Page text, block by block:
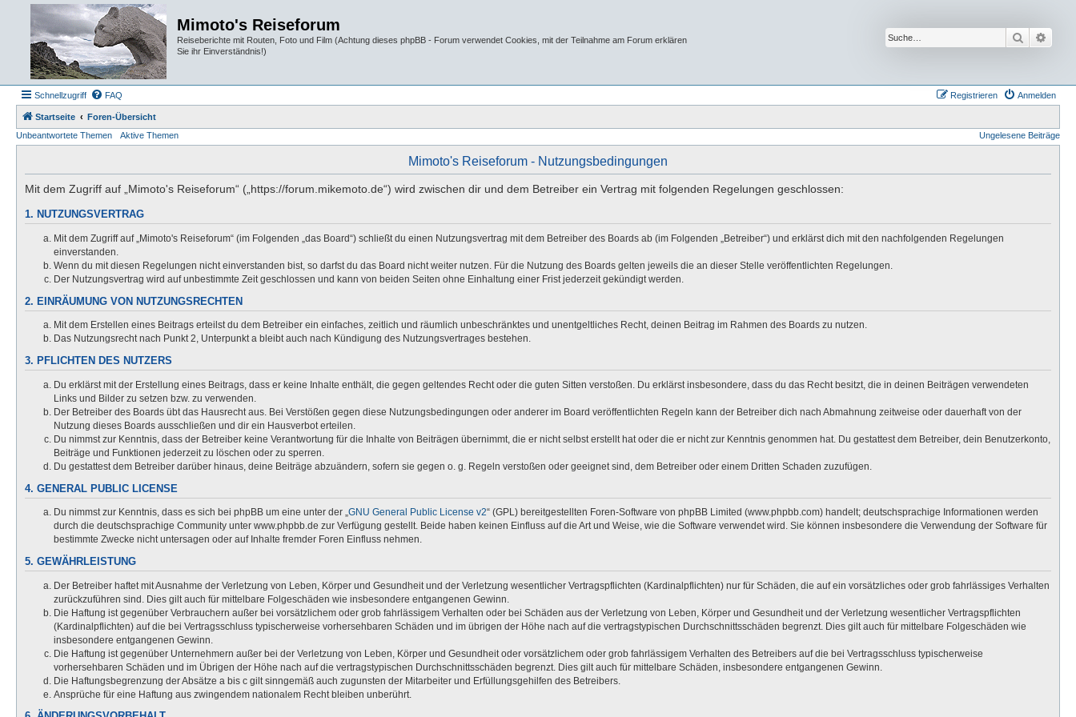
Mimoto's Reiseforum
Reiseberichte mit Routen, Foto und Film (Achtung dieses phpBB - Forum verwendet Cookies, mit der Teilnahme am Forum erklären
Sie ihr Einverständnis!)
Suche
Schnellzugriff FAQ Anmelden
Registrieren
Startseite
Foren-Übersicht
Unbeantwortete Themen
Aktive Themen Ungelesene Beiträge
Mimoto's Reiseforum - Nutzungsbedingungen
Mit dem Zugriff auf „Mimoto's Reiseforum“ („https://forum.mikemoto.de“) wird zwischen dir und dem Betreiber ein Vertrag mit folgenden Regelungen geschlossen:
1. NUTZUNGSVERTRAG
Mit dem Zugriff auf „Mimoto's Reiseforum“ (im Folgenden „das Board“) schließt du einen Nutzungsvertrag mit dem Betreiber des Boards ab (im Folgenden „Betreiber“) und erklärst dich mit den nachfolgenden Regelungen
einverstanden.
Wenn du mit diesen Regelungen nicht einverstanden bist, so darfst du das Board nicht weiter nutzen. Für die Nutzung des Boards gelten jeweils die an dieser Stelle veröffentlichten Regelungen.
Der Nutzungsvertrag wird auf unbestimmte Zeit geschlossen und kann von beiden Seiten ohne Einhaltung einer Frist jederzeit gekündigt werden.
2. EINRÄUMUNG VON NUTZUNGSRECHTEN
Mit dem Erstellen eines Beitrags erteilst du dem Betreiber ein einfaches, zeitlich und räumlich unbeschränktes und unentgeltliches Recht, deinen Beitrag im Rahmen des Boards zu nutzen.
Das Nutzungsrecht nach Punkt 2, Unterpunkt a bleibt auch nach Kündigung des Nutzungsvertrages bestehen.
3. PFLICHTEN DES NUTZERS
Du erklärst mit der Erstellung eines Beitrags, dass er keine Inhalte enthält, die gegen geltendes Recht oder die guten Sitten verstoßen. Du erklärst insbesondere, dass du das Recht besitzt, die in deinen Beiträgen verwendeten
Links und Bilder zu setzen bzw. zu verwenden.
Der Betreiber des Boards übt das Hausrecht aus. Bei Verstößen gegen diese Nutzungsbedingungen oder anderer im Board veröffentlichten Regeln kann der Betreiber dich nach Abmahnung zeitweise oder dauerhaft von der
Nutzung dieses Boards ausschließen und dir ein Hausverbot erteilen.
Du nimmst zur Kenntnis, dass der Betreiber keine Verantwortung für die Inhalte von Beiträgen übernimmt, die er nicht selbst erstellt hat oder die er nicht zur Kenntnis genommen hat. Du gestattest dem Betreiber, dein Benutzerkonto,
Beiträge und Funktionen jederzeit zu löschen oder zu sperren.
Du gestattest dem Betreiber darüber hinaus, deine Beiträge abzuändern, sofern sie gegen o. g. Regeln verstoßen oder geeignet sind, dem Betreiber oder einem Dritten Schaden zuzufügen.
4. GENERAL PUBLIC LICENSE
Du nimmst zur Kenntnis, dass es sich bei phpBB um eine unter der „GNU General Public License v2“ (GPL) bereitgestellten Foren-Software von phpBB Limited (www.phpbb.com) handelt; deutschsprachige Informationen werden
durch die deutschsprachige Community unter www.phpbb.de zur Verfügung gestellt. Beide haben keinen Einfluss auf die Art und Weise, wie die Software verwendet wird. Sie können insbesondere die Verwendung der Software für
bestimmte Zwecke nicht untersagen oder auf Inhalte fremder Foren Einfluss nehmen.
5. GEWÄHRLEISTUNG
Der Betreiber haftet mit Ausnahme der Verletzung von Leben, Körper und Gesundheit und der Verletzung wesentlicher Vertragspflichten (Kardinalpflichten) nur für Schäden, die auf ein vorsätzliches oder grob fahrlässiges Verhalten
zurückzuführen sind. Dies gilt auch für mittelbare Folgeschäden wie insbesondere entgangenen Gewinn.
Die Haftung ist gegenüber Verbrauchern außer bei vorsätzlichem oder grob fahrlässigem Verhalten oder bei Schäden aus der Verletzung von Leben, Körper und Gesundheit und der Verletzung wesentlicher Vertragspflichten
(Kardinalpflichten) auf die bei Vertragsschluss typischerweise vorhersehbaren Schäden und im übrigen der Höhe nach auf die vertragstypischen Durchschnittsschäden begrenzt. Dies gilt auch für mittelbare Folgeschäden wie
insbesondere entgangenen Gewinn.
Die Haftung ist gegenüber Unternehmern außer bei der Verletzung von Leben, Körper und Gesundheit oder vorsätzlichem oder grob fahrlässigem Verhalten des Betreibers auf die bei Vertragsschluss typischerweise
vorhersehbaren Schäden und im Übrigen der Höhe nach auf die vertragstypischen Durchschnittsschäden begrenzt. Dies gilt auch für mittelbare Schäden, insbesondere entgangenen Gewinn.
Die Haftungsbegrenzung der Absätze a bis c gilt sinngemäß auch zugunsten der Mitarbeiter und Erfüllungsgehilfen des Betreibers.
Ansprüche für eine Haftung aus zwingendem nationalem Recht bleiben unberührt.